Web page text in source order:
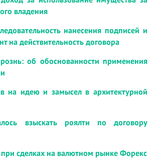
владения
нанесения подписей и
на действительность договора
об обоснованности применения
на идею и замысел в архитектурной
взыскать роялти по договору
сделках на валютном рынке Форекс